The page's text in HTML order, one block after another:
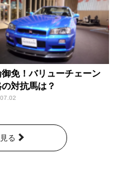
免！バリューチェーン
対抗馬は？
る